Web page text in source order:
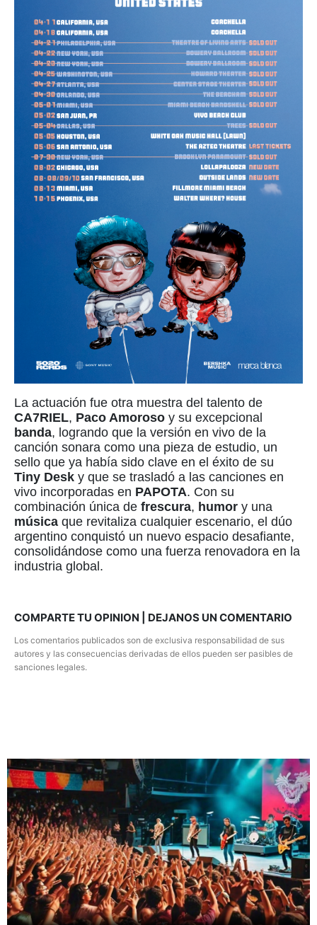
La actuación fue otra muestra del talento de
CA7RIEL, Paco Amoroso y su excepcional
banda, logrando que la versión en vivo de la
canción sonara como una pieza de estudio, un
sello que ya había sido clave en el éxito de su
Tiny Desk y que se trasladó a las canciones en
vivo incorporadas en PAPOTA. Con su
combinación única de frescura, humor y una
música que revitaliza cualquier escenario, el dúo
argentino conquistó un nuevo espacio desafiante,
consolidándose como una fuerza renovadora en la
industria global.
COMPARTE TU OPINION | DEJANOS UN COMENTARIO
Los comentarios publicados son de exclusiva responsabilidad de sus
autores y las consecuencias derivadas de ellos pueden ser pasibles de
sanciones legales.